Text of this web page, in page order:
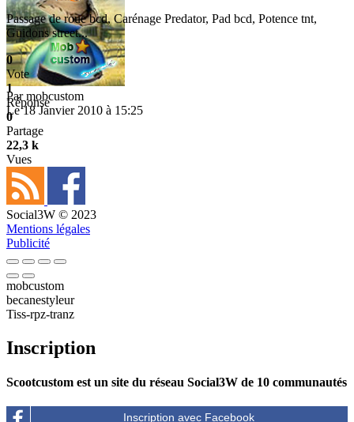
Parmobcustom
Le 18 Janvier 2010 à 15:25
Passage de roue bcd, Carénage Predator, Pad bcd, Potence tnt,
Guidons street...
0
Vote
1
Réponse
0
Partage
22,3 k
Vues
Social3W © 2023
Mentions légales
Publicité
mobcustom
becanestyleur
Tiss-rpz-tranz
Inscription
Scootcustom est un site du réseau Social3W de 10 communautés